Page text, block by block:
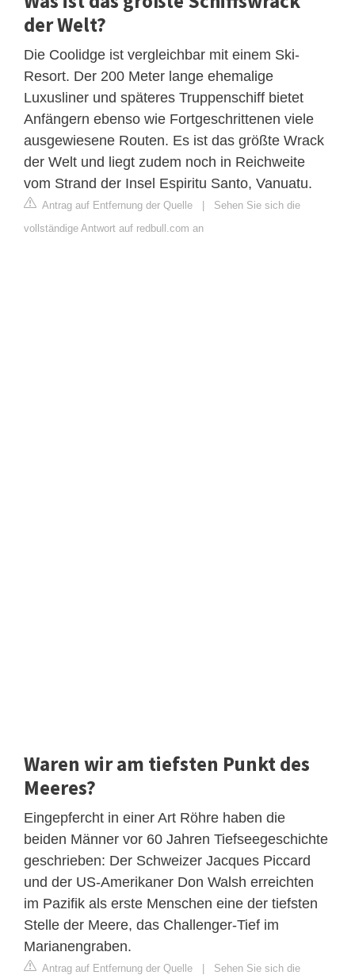
der Welt?
Die Coolidge ist vergleichbar mit einem Ski-
Resort. Der 200 Meter lange ehemalige
Luxusliner und späteres Truppenschiff bietet
Anfängern ebenso wie Fortgeschrittenen viele
ausgewiesene Routen. Es ist das größte Wrack
der Welt und liegt zudem noch in Reichweite
vom Strand der Insel Espiritu Santo, Vanuatu.
Antrag auf Entfernung der Quelle | Sehen Sie sich die
vollständige Antwort auf redbull.com an
Waren wir am tiefsten Punkt des
Meeres?
Eingepfercht in einer Art Röhre haben die
beiden Männer vor 60 Jahren Tiefseegeschichte
geschrieben: Der Schweizer Jacques Piccard
und der US-Amerikaner Don Walsh erreichten
im Pazifik als erste Menschen eine der tiefsten
Stelle der Meere, das Challenger-Tief im
Marianengraben.
Antrag auf Entfernung der Quelle | Sehen Sie sich die